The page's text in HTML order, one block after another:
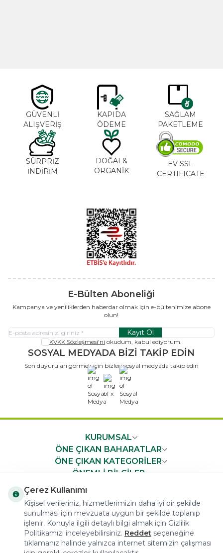
GÜVENLİ
ALIŞVERİŞ
KAPIDA
ÖDEME
SAĞLAM
PAKETLEME
SÜRPRİZ
İNDİRİM
DOĞAL&
ORGANİK
EV SSL
CERTIFICATE
E-Bülten Aboneliği
Kampanya ve yeniliklerden haberdar olmak için e-bültenimize abone
olun!
Kayıt Ol
KVKK Sözleşmesi'ni okudum, kabul ediyorum.
SOSYAL MEDYADA BİZİ TAKİP EDİN
Son duyuruları görmek için bizleri sosyal medyada takip edin
x
KURUMSAL
ÖNE ÇIKAN BAHARATLAR
ÖNE ÇIKAN KATEGORİLER
ÖNEMLİ BİLGİLER
COPYRIGHT © 2023 arifoglu.com ALL RIGHTS RESERVED
Çerez Kullanımı
Kişisel verileriniz, hizmetlerimizin daha iyi bir şekilde
sunulması için mevzuata uygun bir şekilde toplanıp
işlenir. Konuyla ilgili detaylı bilgi almak için Gizlilik
Politikamızı inceleyebilirsiniz. Reddet seçeneğine
tıklamanız halinde yalnızca internet sitemizin çalışması